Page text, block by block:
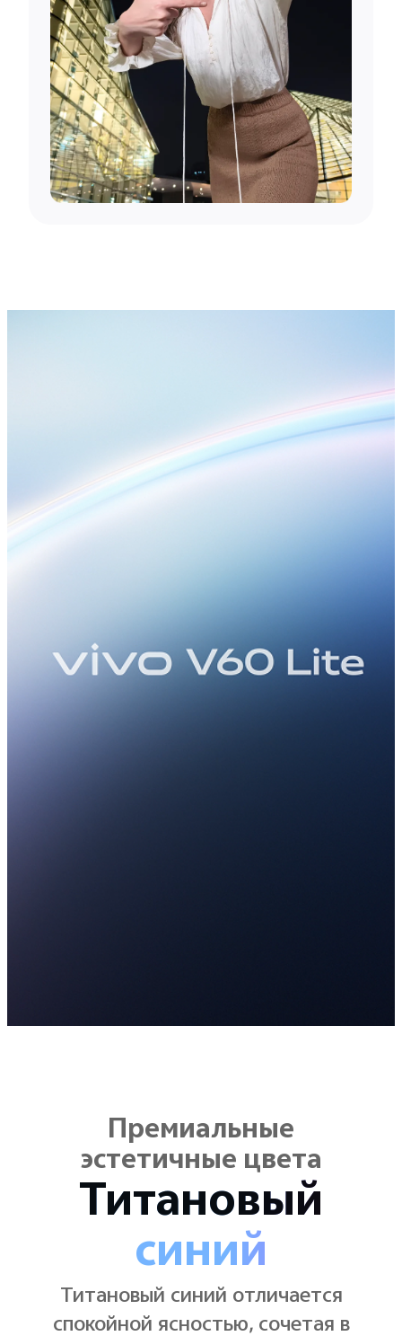
Премиальные
эстетичные цвета
Элегантный
черный
Элегантный черный остается
свежим и современным, сочетая